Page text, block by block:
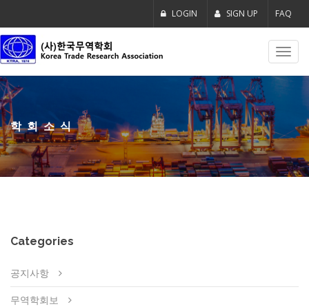
LOGIN SIGN UP FAQ
학회소식
Categories
공지사항
무역학회보